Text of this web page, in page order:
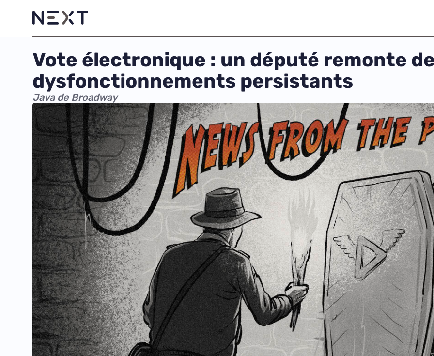
Vote électronique : un député remonte
dysfonctionnements persistants
Java de Broadway